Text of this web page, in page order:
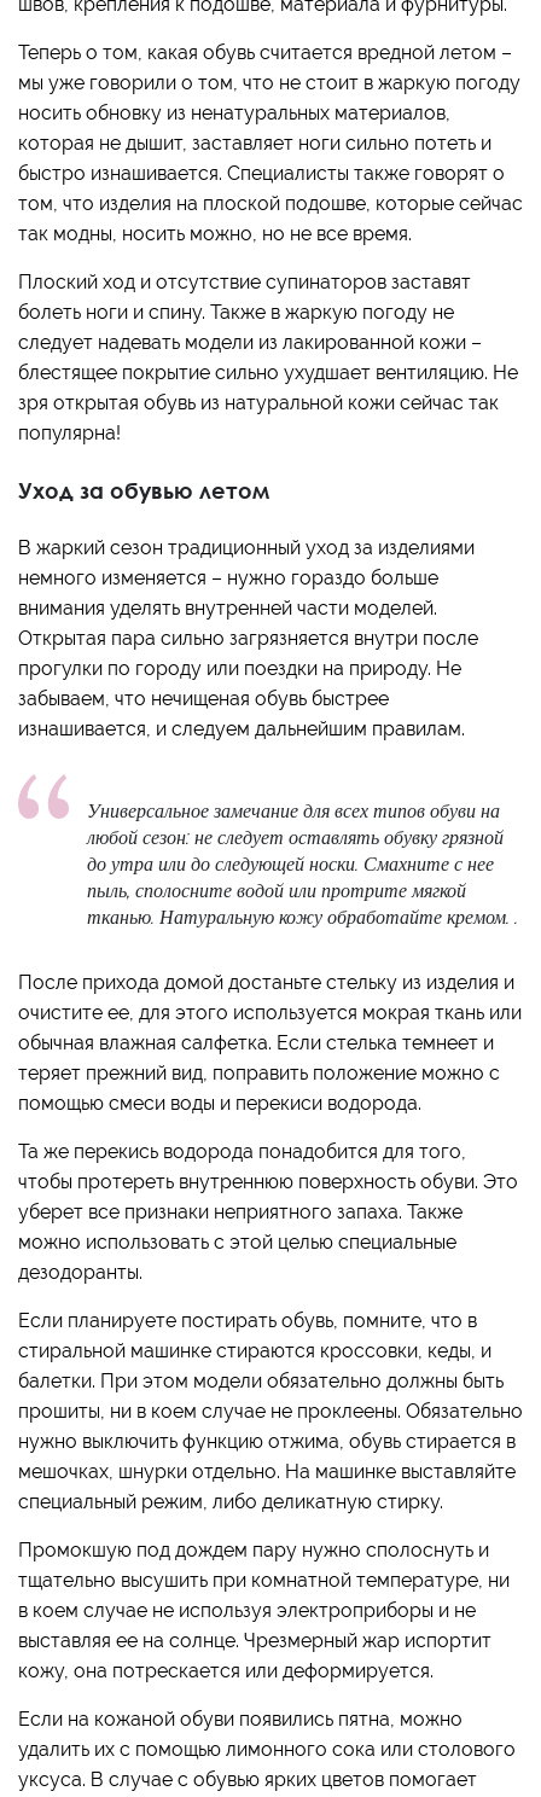
швов, крепления к подошве, материала и фурнитуры.
Теперь о том, какая обувь считается вредной летом –
мы уже говорили о том, что не стоит в жаркую погоду
носить обновку из ненатуральных материалов,
которая не дышит, заставляет ноги сильно потеть и
быстро изнашивается. Специалисты также говорят о
том, что изделия на плоской подошве, которые сейчас
так модны, носить можно, но не все время.
Плоский ход и отсутствие супинаторов заставят
болеть ноги и спину. Также в жаркую погоду не
следует надевать модели из лакированной кожи –
блестящее покрытие сильно ухудшает вентиляцию. Не
зря открытая обувь из натуральной кожи сейчас так
популярна!
Уход за обувью летом
В жаркий сезон традиционный уход за изделиями
немного изменяется – нужно гораздо больше
внимания уделять внутренней части моделей.
Открытая пара сильно загрязняется внутри после
прогулки по городу или поездки на природу. Не
забываем, что нечищеная обувь быстрее
изнашивается, и следуем дальнейшим правилам.
Универсальное замечание для всех типов обуви на
любой сезон: не следует оставлять обувку грязной
до утра или до следующей носки. Смахните с нее
пыль, сполосните водой или протрите мягкой
тканью. Натуральную кожу обработайте кремом. .
После прихода домой достаньте стельку из изделия и
очистите ее, для этого используется мокрая ткань или
обычная влажная салфетка. Если стелька темнеет и
теряет прежний вид, поправить положение можно с
помощью смеси воды и перекиси водорода.
Та же перекись водорода понадобится для того,
чтобы протереть внутреннюю поверхность обуви. Это
уберет все признаки неприятного запаха. Также
можно использовать с этой целью специальные
дезодоранты.
Если планируете постирать обувь, помните, что в
стиральной машинке стираются кроссовки, кеды, и
балетки. При этом модели обязательно должны быть
прошиты, ни в коем случае не проклеены. Обязательно
нужно выключить функцию отжима, обувь стирается в
мешочках, шнурки отдельно. На машинке выставляйте
специальный режим, либо деликатную стирку.
Промокшую под дождем пару нужно сполоснуть и
тщательно высушить при комнатной температуре, ни
в коем случае не используя электроприборы и не
выставляя ее на солнце. Чрезмерный жар испортит
кожу, она потрескается или деформируется.
Если на кожаной обуви появились пятна, можно
удалить их с помощью лимонного сока или столового
уксуса. В случае с обувью ярких цветов помогает